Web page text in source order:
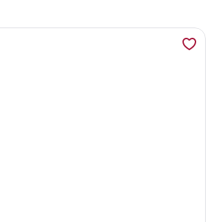
sobre The perfect vacation home on the